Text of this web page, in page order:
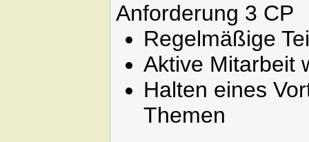
Anforderung 3 CP
Regelmäßige
Aktive Mitarbeit
Halten eines
Themen